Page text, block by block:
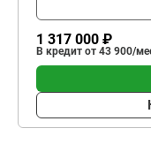
1 317 000 ₽
В кредит от 43 900/